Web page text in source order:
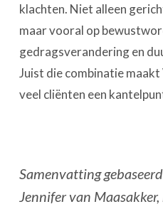
klachten. Niet alleen
maar vooral op
gedragsverandering en
Juist die combinatie
veel cliënten een
Samenvatting
Jennifer van